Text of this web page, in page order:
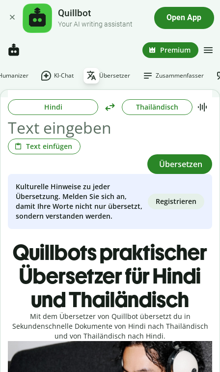
Quillbot
Your AI writing assistant
Open App
Premium
KI-Chat Übersetzer Zusammenfasser
Hindi Thailändisch
Text einfügen
Übersetzen
Kulturelle Hinweise zu jeder
Übersetzung. Melden Sie sich an,
damit Ihre Worte nicht nur übersetzt,
sondern verstanden werden.
Registrieren
Quillbots praktischer
Übersetzer für Hindi
und Thailändisch
Mit dem Übersetzer von Quillbot übersetzt du in
Sekundenschnelle Dokumente von Hindi nach Thailändisch
und von Thailändisch nach Hindi.